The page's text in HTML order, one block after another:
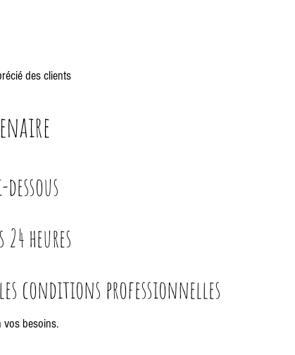
des clients
heures
conditions professionnelles
vos besoins.